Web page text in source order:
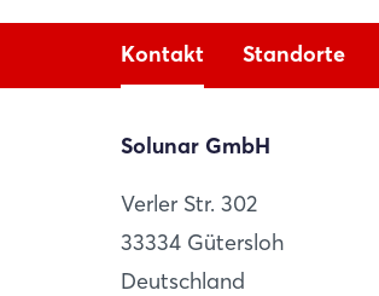
Kontakt Standorte
Solunar GmbH
Verler Str. 302
33334 Gütersloh
Deutschland
Solunar GmbH
Gütersloh
DE